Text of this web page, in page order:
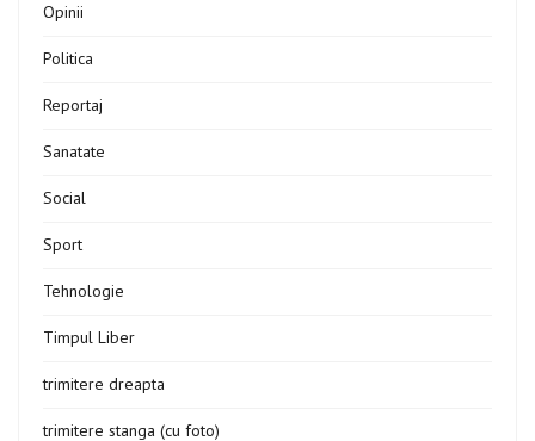
Opinii
Politica
Reportaj
Sanatate
Social
Sport
Tehnologie
Timpul Liber
trimitere dreapta
trimitere stanga (cu foto)